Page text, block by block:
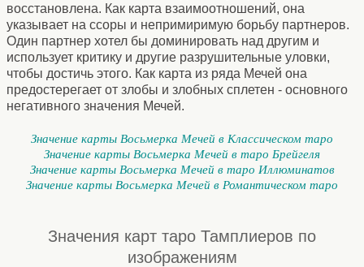
восстановлена. Как карта взаимоотношений, она
указывает на ссоры и непримиримую борьбу партнеров.
Один партнер хотел бы доминировать над другим и
использует критику и другие разрушительные уловки,
чтобы достичь этого. Как карта из ряда Мечей она
предостерегает от злобы и злобных сплетен - основного
негативного значения Мечей.
Значение карты Восьмерка Мечей в Классическом таро
Значение карты Восьмерка Мечей в таро Брейгеля
Значение карты Восьмерка Мечей в таро Иллюминатов
Значение карты Восьмерка Мечей в Романтическом таро
Значения карт таро Тамплиеров по
изображениям